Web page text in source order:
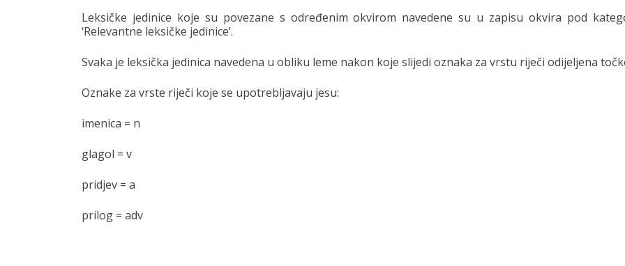
Leksičke jedinice koje su povezane s određenim okvirom navedene su u zapisu okvira pod
‘Relevantne leksičke jedinice’.
Svaka je leksička jedinica navedena u obliku leme nakon koje slijedi oznaka za vrstu riječi odijeljena
Oznake za vrste riječi koje se upotrebljavaju jesu:
imenica = n
glagol = v
pridjev = a
prilog = adv